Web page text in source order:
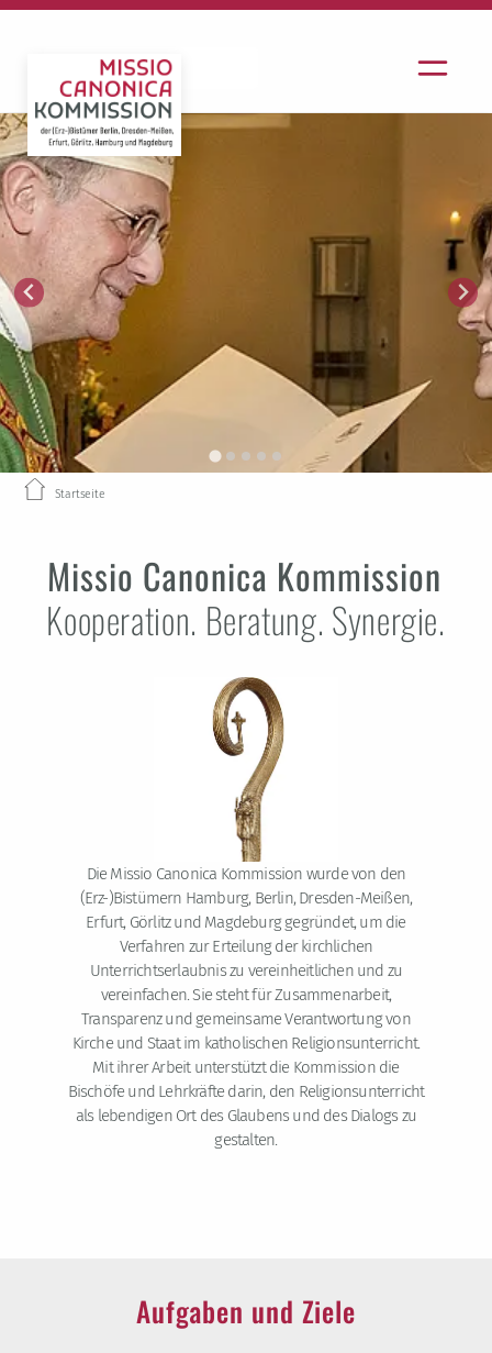
Startseite
Missio Canonica Kommission
Kooperation. Beratung. Synergie.
Die Missio Canonica Kommission wurde von den
(Erz-)Bistümern Hamburg, Berlin, Dresden-Meißen,
Erfurt, Görlitz und Magdeburg gegründet, um die
Verfahren zur Erteilung der kirchlichen
Unterrichtserlaubnis zu vereinheitlichen und zu
vereinfachen. Sie steht für Zusammenarbeit,
Transparenz und gemeinsame Verantwortung von
Kirche und Staat im katholischen Religionsunterricht.
Mit ihrer Arbeit unterstützt die Kommission die
Bischöfe und Lehrkräfte darin, den Religionsunterricht
als lebendigen Ort des Glaubens und des Dialogs zu
gestalten.
Aufgaben und Ziele